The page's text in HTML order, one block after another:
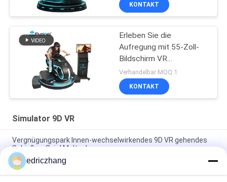
KONTAKT
Erleben Sie die
Aufregung mit 55-Zoll-
Bildschirm VR
Vergnügungspark
Ausrüstung
Verhandelbar MOQ:1
KONTAKT
Simulator 9D VR
Vergnügungspark Innen-wechselwirkendes 9D VR gehendes
Schießen-Spiel Multuplayer
Simulator-Spiel-Maschine VR-Simulator-Innen-9D VR mit 6
Simulator der Sitz 9d
edriczhang